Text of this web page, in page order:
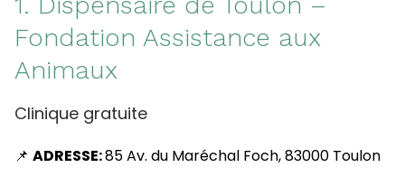
Fondation Assistance aux
Animaux
Clinique gratuite
📌 ADRESSE:85 Av. du Maréchal Foch, 83000 Toulon